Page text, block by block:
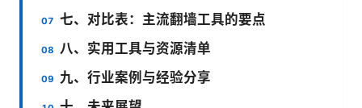
七、对比表：主流翻墙工具的要点
八、实用工具与资源清单
九、行业案例与经验分享